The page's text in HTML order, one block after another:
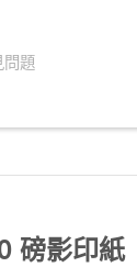
問題
磅影印紙